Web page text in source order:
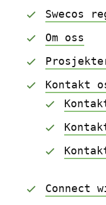
Swecos
Om oss
Kontakt
Connect